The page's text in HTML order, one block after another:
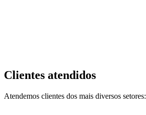
Clientes atendidos
Atendemos clientes dos mais diversos setores: